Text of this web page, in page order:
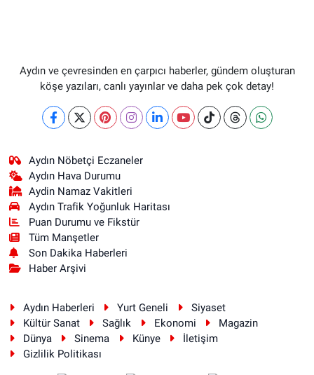
Aydın ve çevresinden en çarpıcı haberler, gündem oluşturan
köşe yazıları, canlı yayınlar ve daha pek çok detay!
Aydın Nöbetçi Eczaneler
Aydın Hava Durumu
Aydin Namaz Vakitleri
Aydın Trafik Yoğunluk Haritası
Puan Durumu ve Fikstür
Tüm Manşetler
Son Dakika Haberleri
Haber Arşivi
Aydın Haberleri Yurt Geneli
Siyaset
Kültür Sanat
Sağlık Ekonomi
Magazin
Dünya
Sinema Künye
İletişim
Gizlilik Politikası